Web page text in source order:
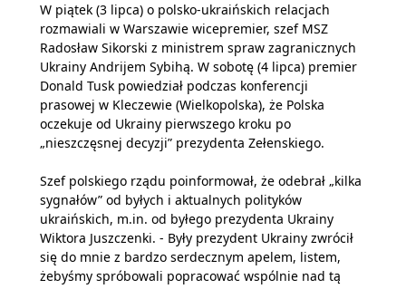
W piątek (3 lipca) o polsko-ukraińskich relacjach
rozmawiali w Warszawie wicepremier, szef MSZ
Radosław Sikorski z ministrem spraw zagranicznych
Ukrainy Andrijem Sybihą. W sobotę (4 lipca) premier
Donald Tusk powiedział podczas konferencji
prasowej w Kleczewie (Wielkopolska), że Polska
oczekuje od Ukrainy pierwszego kroku po
„nieszczęsnej decyzji” prezydenta Zełenskiego.
Szef polskiego rządu poinformował, że odebrał „kilka
sygnałów” od byłych i aktualnych polityków
ukraińskich, m.in. od byłego prezydenta Ukrainy
Wiktora Juszczenki. - Były prezydent Ukrainy zwrócił
się do mnie z bardzo serdecznym apelem, listem,
żebyśmy spróbowali popracować wspólnie nad tą